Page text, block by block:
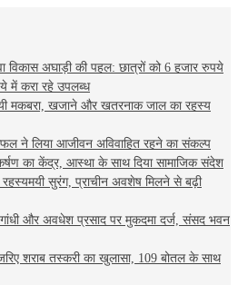
विकास अघाड़ी की पहल: छात्रों को 6 हजार रुपये
में करा रहे उपलब्ध
मकबरा, खजाने और खतरनाक जाल का रहस्य
ने लिया आजीवन अविवाहित रहने का संकल्प
का केंद्र, आस्था के साथ दिया सामाजिक संदेश
रहस्यमयी सुरंग, प्राचीन अवशेष मिलने से बढ़ी
गांधी और अवधेश प्रसाद पर मुकदमा दर्ज, संसद भवन
शराब तस्करी का खुलासा, 109 बोतल के साथ